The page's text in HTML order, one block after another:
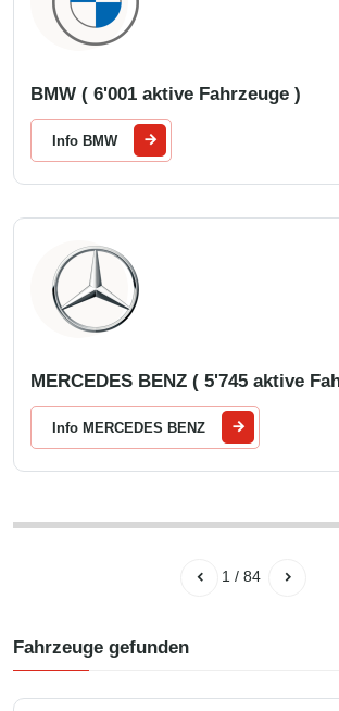
BMW ( 6'001 aktive Fahrzeuge )
Info BMW
MERCEDES BENZ ( 5'745 aktive
Info MERCEDES BENZ
1 / 84
Fahrzeuge gefunden